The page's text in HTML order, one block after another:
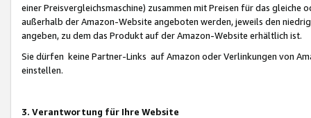
einer Preisvergleichsmaschine) zusammen mit Preisen für das
außerhalb der Amazon-Website angeboten werden, jeweils den
angeben, zu dem das Produkt auf der Amazon-Website erhältlich ist.
Sie dürfen keine Partner-Links auf Amazon oder Verlinkungen von
einstellen.
3. Verantwortung für Ihre Website